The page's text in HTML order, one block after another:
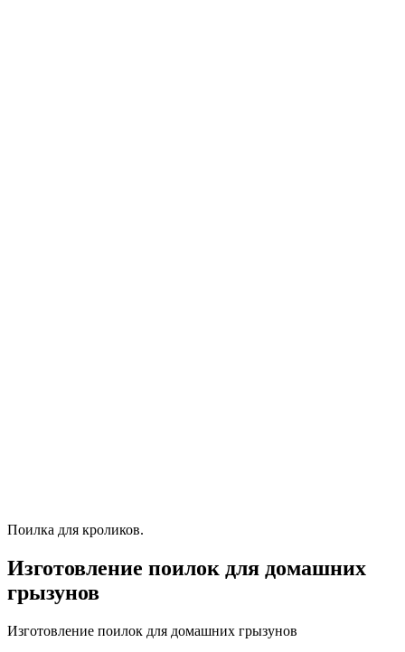
Поилка для кроликов.
Изготовление поилок для домашних
грызунов
Изготовление поилок для домашних грызунов